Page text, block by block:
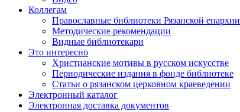
Коллегам
Православные библиотеки Рязанской епархии
Методические рекомендации
Видные библиотекари
Это интересно
Христианские мотивы в русском искусстве
Периодические издания в фонде библиотеке
Статьи о рязанском церковном краеведении
Электронный каталог
Электронная доставка документов